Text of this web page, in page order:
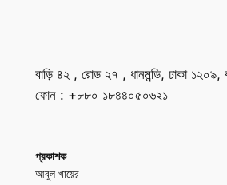
বাড়ি ৪২ , রোড ২৭ , ধানমন্ডি, ঢাকা ১২০৯,
ফোন : +৮৮০ ১৮৪৪০৫০৬২১
প্রকাশক
আবুল খায়ের